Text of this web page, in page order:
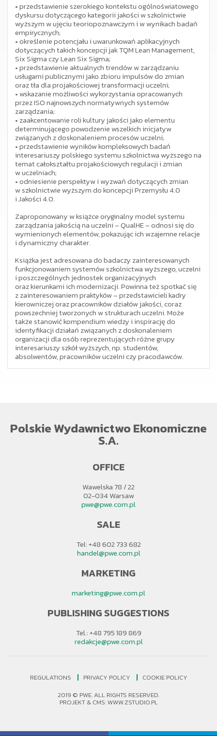
•przedstawienie szerokiego kontekstu ogólnoświatowego
dyskursu dotyczącego kategorii jakości w szkolnictwie
wyższym w ujęciu teoriopoznawczym i w wynikach badań
empirycznych;
•określenie potencjału i uwarunkowań aplikacyjnych
dotyczących takich koncepcji jak TQM Lean Management,
Six Sigma czy Lean Six Sigma;
•przedstawienie aktualnych trendów w zarządzaniu
usługami publicznymi jako zbioru impulsów do zmian
oraz tła dla projakościowej transformacji uczelni;
• wskazanie możliwości wykorzystania opracowanych
przez ISO najnowszych normatywnych systemów
zarządzania;
• zaakcentowanie roli kultury jakości jako elementu
determinującego powodzenie wszelkich inicjatyw
związanych z doskonaleniem procesów uczelni;
•przedstawienie wyników kompleksowych badań
interesariuszy polskiego systemu szkolnictwa wyższego na
temat całokształtu projakościowych regulacji i zmian
w uczelniach;
•odniesienie perspektyw i wyzwań dotyczących zmian
w szkolnictwie wyższym do koncepcji Przemysłu 4.0
i Jakości 4.0.
Zaproponowany w książce oryginalny model systemu
zarządzania jakością na uczelni – QualHE – odnosi się do
wymienionych elementów, pokazując ich wzajemne relacje
i dynamiczny charakter.
Książka jest adresowana do badaczy zainteresowanych
funkcjonowaniem systemów szkolnictwa wyższego, uczelni
i poszczególnych jednostek organizacyjnych
oraz kierunkami ich modernizacji. Powinna też spotkać się
z zainteresowaniem praktyków – przedstawicieli kadry
kierowniczej oraz pracowników działów jakości, coraz
powszechniej tworzonych w strukturach uczelni. Może
także stanowić kompendium wiedzy i inspirację do
identyfikacji działań związanych z doskonaleniem
organizacji dla osób reprezentujących różne grupy
interesariuszy szkół wyższych, np. studentów,
absolwentów, pracowników uczelni czy pracodawców.
Polskie Wydawnictwo Ekonomiczne
S.A.
OFFICE
Wawelska 78 / 22
02-034 Warsaw
pwe@pwe.com.pl
SALE
Tel: +48 602 733 682
handel@pwe.com.pl
MARKETING
marketing@pwe.com.pl
PUBLISHING SUGGESTIONS
Tel.: +48 795 189 869
redakcje@pwe.com.pl
REGULATIONS PRIVACY POLICY
COOKIE POLICY
2019 © PWE. ALL RIGHTS RESERVED.
PROJEKT & CMS:WWW.ZSTUDIO.PL